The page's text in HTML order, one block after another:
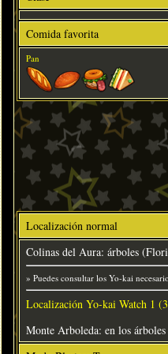
Comida favorita
Pan
Localización normal
Colinas del Aura: árboles
» Puedes consultar los Yo-kai
Localización Yo-kai Watch 1
Monte Arboleda: en los árboles